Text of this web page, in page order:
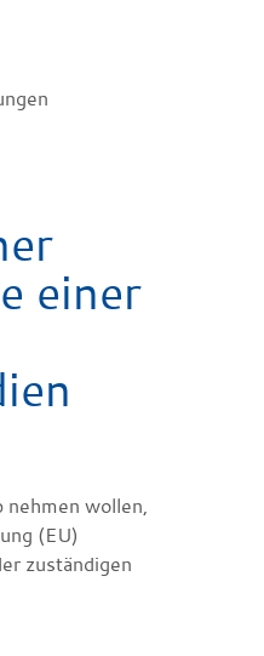
einer
nehmen wollen,
(EU)
zuständigen